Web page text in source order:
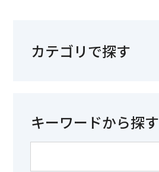
カテゴリで探す
キーワードから探す